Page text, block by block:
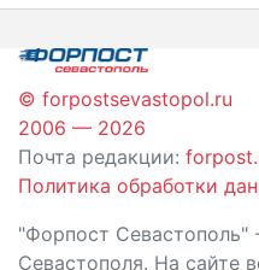
записям
© forpostsevastopol.ru
2006 — 2026
Почта редакции:
Политика обработки
"Форпост
Севастополя. На сайте